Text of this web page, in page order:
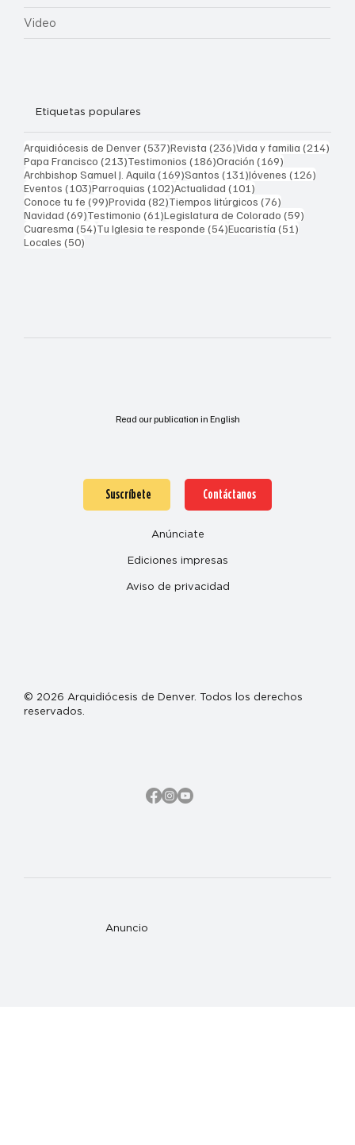
Video
Etiquetas populares
Arquidiócesis de Denver(537)537 entradas
Revista (236)236 entradas
Vida y familia (214)
Papa Francisco (213)213 entradas
Testimonios (186)186 entradas
Oración (169)
Archbishop Samuel J. Aquila (169)169 entradas
Santos (131)131 entradas
Jóvenes (126)
Eventos (103)103 entradas
Parroquias (102)102 entradas
Actualidad (101)
Conoce tu fe (99)99 entradas
Provida (82)82 entradas
Tiempos litúrgicos (76)
Navidad (69)69 entradas
Testimonio (61)61 entradas
Legislatura de Colorado (59)
Cuaresma (54)54 entradas
Tu Iglesia te responde (54)54 entradas
Eucaristía (51)
Locales (50)
Read our publication in English
Anuncio
Suscríbete Contáctanos
Anúnciate
Ediciones impresas
Aviso de privacidad
© 2026 Arquidiócesis de Denver. Todos los derechos
reservados.